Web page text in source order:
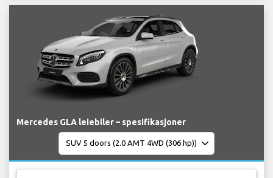
Mercedes GLA leiebiler – spesifikasjoner